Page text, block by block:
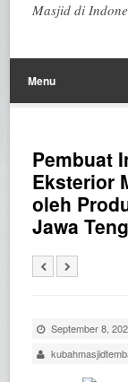
Masjid di
Menu
Pembuat
Eksterior
oleh
Jawa
September 8,